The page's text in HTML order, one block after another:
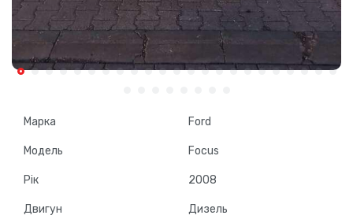
Марка Ford
Модель Focus
Рік 2008
Двигун Дизель